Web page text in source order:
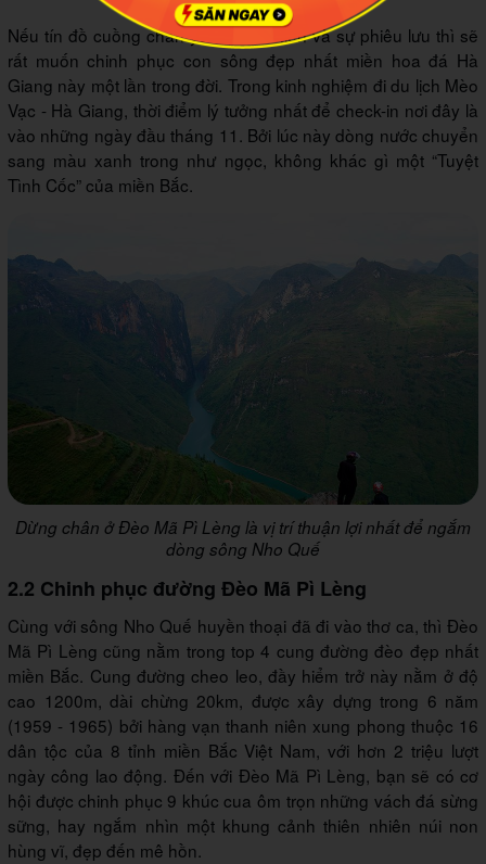
Nếu tín đồ cuồng chân yêu thiên nhiên và sự phiêu lưu thì sẽ
rất muốn chinh phục con sông đẹp nhất miền hoa đá Hà
Giang này một lần trong đời. Trong kinh nghiệm đi du lịch Mèo
Vạc - Hà Giang, thời điểm lý tưởng nhất để check-in nơi đây là
vào những ngày đầu tháng 11. Bởi lúc này dòng nước chuyển
sang màu xanh trong như ngọc, không khác gì một “Tuyệt
Tình Cốc” của miền Bắc.
Dừng chân ở Đèo Mã Pì Lèng là vị trí thuận lợi nhất để ngắm
dòng sông Nho Quế
2.2 Chinh phục đường Đèo Mã Pì Lèng
Cùng với sông Nho Quế huyền thoại đã đi vào thơ ca, thì Đèo
Mã Pì Lèng cũng nằm trong top 4 cung đường đèo đẹp nhất
miền Bắc. Cung đường cheo leo, đầy hiểm trở này nằm ở độ
cao 1200m, dài chừng 20km, được xây dựng trong 6 năm
(1959 - 1965) bởi hàng vạn thanh niên xung phong thuộc 16
dân tộc của 8 tỉnh miền Bắc Việt Nam, với hơn 2 triệu lượt
ngày công lao động. Đến với Đèo Mã Pì Lèng, bạn sẽ có cơ
hội được chinh phục 9 khúc cua ôm trọn những vách đá sừng
sững, hay ngắm nhìn một khung cảnh thiên nhiên núi non
hùng vĩ, đẹp đến mê hồn.